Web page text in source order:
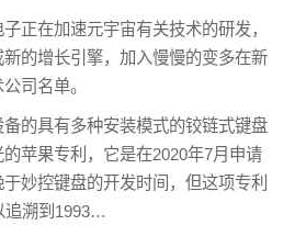
在加速元宇宙有关技术的研发，
的增长引擎，加入慢慢的变多在新
司名单。
具有多种安装模式的铰链式键盘
苹果专利，它是在2020年7月申请
妙控键盘的开发时间，但这项专利
追溯到1993…